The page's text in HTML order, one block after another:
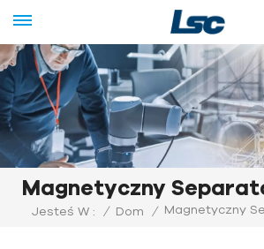
Magnetyczny
Jesteś W : / Dom / Magnetyczny